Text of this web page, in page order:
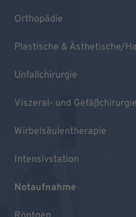
Orthopädie
Plastische & Ästhetische/
Unfallchirurgie
Viszeral- und Gefäßchirurgie
Wirbelsäulentherapie
Intensivstation
Notaufnahme